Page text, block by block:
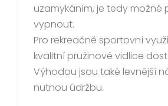
uzamykáním, je tedy možné
vypnout.
Pro rekreačně sportovní
kvalitní pružinové vidlice
Výhodou jsou také levnější
nutnou údržbu.